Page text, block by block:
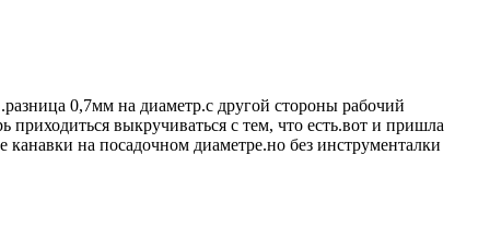
0,7мм на диаметр.с другой стороны рабочий
выкручиваться с тем, что есть.вот и пришла
на посадочном диаметре.но без инструменталки